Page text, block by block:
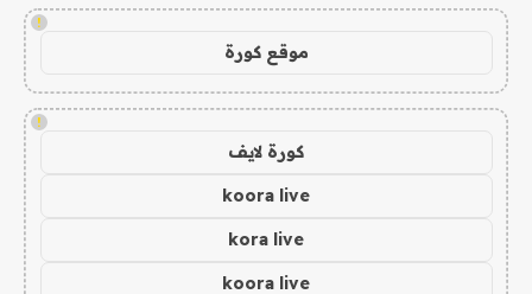
!
موقع كورة
!
كورة لايف
koora live
kora live
koora live